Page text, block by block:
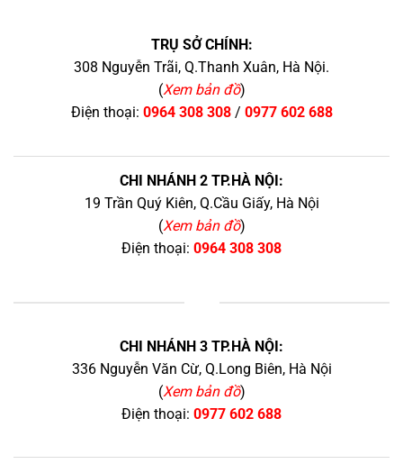
TRỤ SỞ CHÍNH:
308 Nguyễn Trãi, Q.Thanh Xuân, Hà Nội.
(Xem bản đồ)
Điện thoại: 0964 308 308/ 0977 602 688
CHI NHÁNH 2 TP.HÀ NỘI:
19 Trần Quý Kiên, Q.Cầu Giấy, Hà Nội
(Xem bản đồ)
Điện thoại: 0964 308 308
CHI NHÁNH 3 TP.HÀ NỘI:
336 Nguyễn Văn Cừ, Q.Long Biên, Hà Nội
(Xem bản đồ)
Điện thoại: 0977 602 688